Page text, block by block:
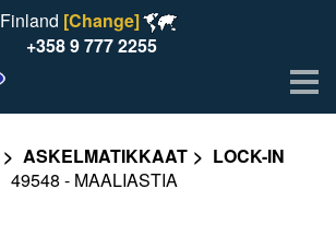
Finland [Change]
+358 9 777 2255
ASKELMATIKKAAT
LOCK-IN
49548 - MAALIASTIA